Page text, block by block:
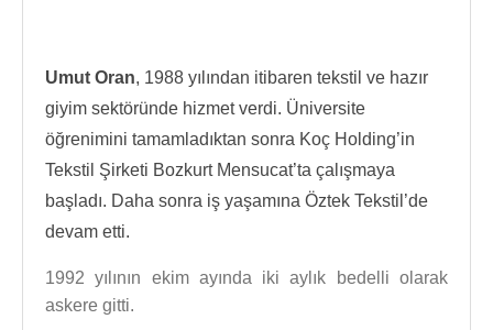
Umut Oran, 1988 yılından itibaren tekstil ve hazır
giyim sektöründe hizmet verdi. Üniversite
öğrenimini tamamladıktan sonra Koç Holding’in
Tekstil Şirketi Bozkurt Mensucat’ta çalışmaya
başladı. Daha sonra iş yaşamına Öztek Tekstil’de
devam etti.
1992 yılının ekim ayında iki aylık bedelli olarak
askere gitti.